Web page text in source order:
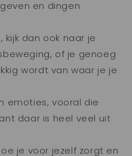
en dingen
kijk dan ook naar je
of je genoeg
wordt van waar je je
emoties, vooral die
daar is heel veel uit
je voor jezelf zorgt en